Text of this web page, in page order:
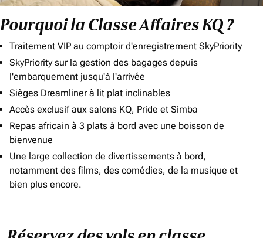
Pourquoi la Classe Affaires KQ ?
Traitement VIP au comptoir d'enregistrement SkyPriority
SkyPriority sur la gestion des bagages depuis
l'embarquement jusqu'à l'arrivée
Sièges Dreamliner à lit plat inclinables
Accès exclusif aux salons KQ, Pride et Simba
Repas africain à 3 plats à bord avec une boisson de
bienvenue
Une large collection de divertissements à bord,
notamment des films, des comédies, de la musique et
bien plus encore.